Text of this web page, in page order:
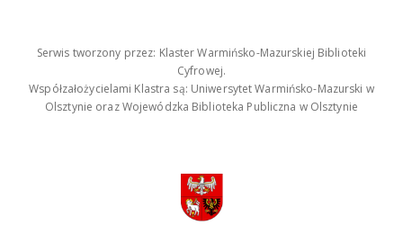
Serwis tworzony przez: Klaster Warmińsko-Mazurskiej Biblioteki
Cyfrowej.
Współzałożycielami Klastra są: Uniwersytet Warmińsko-Mazurski w
Olsztynie oraz Wojewódzka Biblioteka Publiczna w Olsztynie